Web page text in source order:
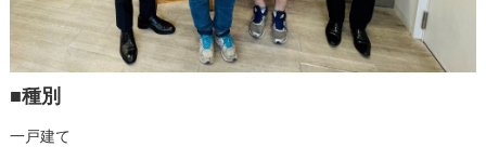
■種別
一戸建て